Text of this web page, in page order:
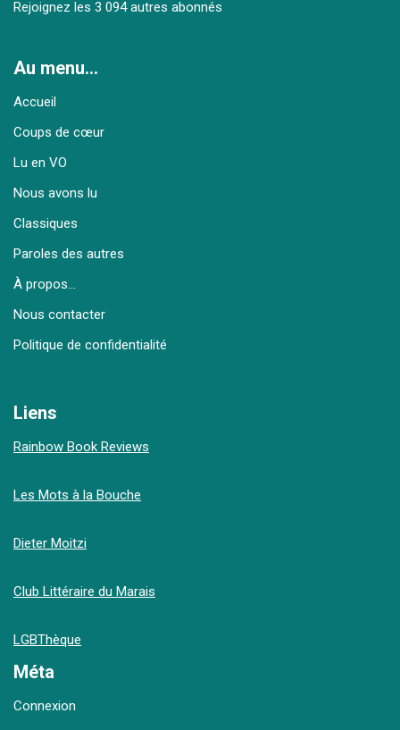
Rejoignez les 3 094 autres abonnés
Au menu…
Accueil
Coups de cœur
Lu en VO
Nous avons lu
Classiques
Paroles des autres
À propos…
Nous contacter
Politique de confidentialité
Liens
Rainbow Book Reviews
Les Mots à la Bouche
Dieter Moitzi
Club Littéraire du Marais
LGBThèque
Méta
Connexion